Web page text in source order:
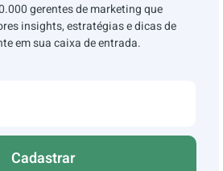
gerentes de marketing que
insights, estratégias e dicas de
em sua caixa de entrada.
Cadastrar